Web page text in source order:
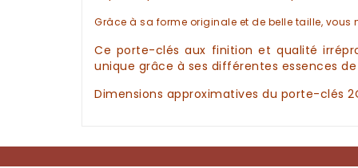
Grâce à sa forme originale et de belle taille, vous
Ce porte-clés aux finition et qualité
unique grâce à ses différentes essences
Dimensions approximatives du porte-clés